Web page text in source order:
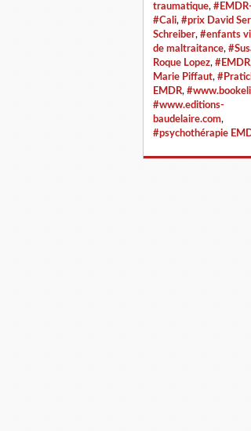
traumatique,
#Cali, #prix David
Schreiber, #enfants
de maltraitance,
Roque Lopez, #EMDR
Marie Piffaut,
EMDR,
#www.editions-
baudelaire.com,
#psychothérapie